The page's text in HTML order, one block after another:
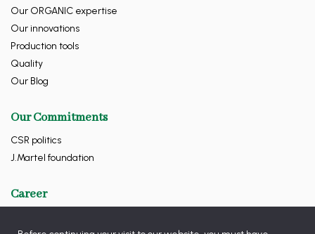
Our ORGANIC expertise
Our innovations
Production tools
Quality
Our Blog
Our Commitments
CSR politics
J.Martel foundation
Career
Contact Us